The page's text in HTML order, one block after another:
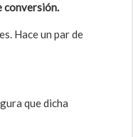
conversión.
Hace un par de
que dicha